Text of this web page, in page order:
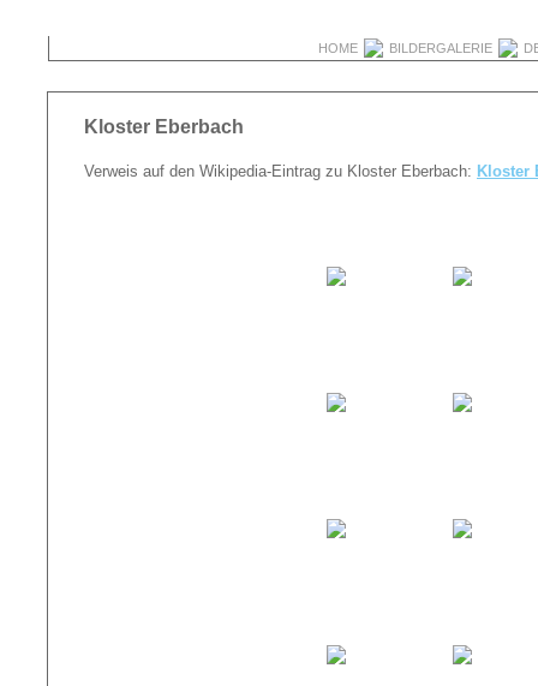
HOME BILDERGALERIE
Kloster Eberbach
Verweis auf den Wikipedia-Eintrag zu Kloster Eberbach: Kloster